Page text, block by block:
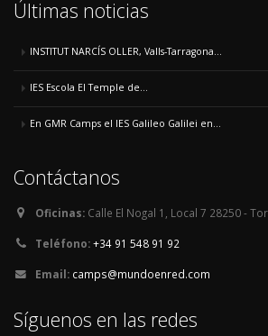
Últimas noticias
INSTITUT NARCÍS OLLER, Valls-Tarragona...
IES Escola El Temple de...
En GMR Camps el IES Galileo Galilei en...
Contáctanos
Oficinas: Calle El Nogal 1, Local 7 28250 -
Teléfono:+34 91 548 91 92
Email: camps@mundoenred.com
Síguenos en las redes